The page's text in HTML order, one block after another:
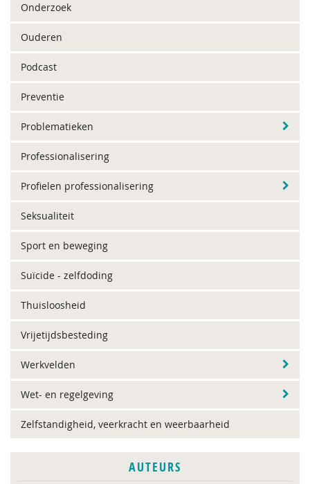
Onderzoek
Ouderen
Podcast
Preventie
Problematieken
Professionalisering
Profielen professionalisering
Seksualiteit
Sport en beweging
Suïcide - zelfdoding
Thuisloosheid
Vrijetijdsbesteding
Werkvelden
Wet- en regelgeving
Zelfstandigheid, veerkracht en weerbaarheid
AUTEURS